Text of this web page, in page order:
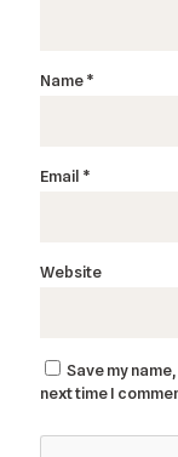
Name*
Email *
Website
Save my
next time I